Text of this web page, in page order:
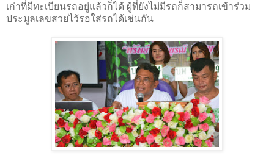
เก่าที่มีทะเบียนรถอยู่แล้วก็ได้ ผู้ที่ยังไม่มีรถก็สามารถเข้าร่วม
ประมูลเลขสวยไว้รอใส่รถได้เช่นกัน